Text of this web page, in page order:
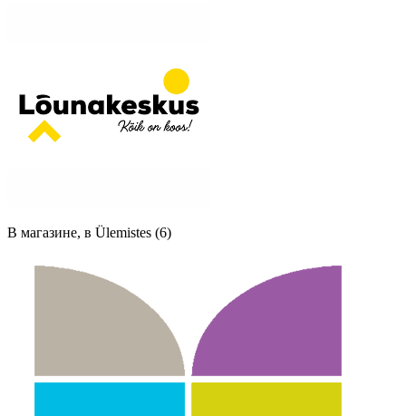
В магазине, в Ülemistes (6)